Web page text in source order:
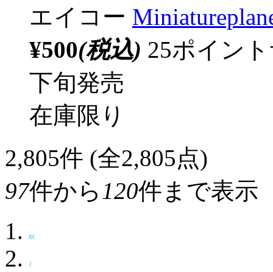
エイコー
¥500(税込) 25ポイン
下旬発売
在庫限り
2,805件 (全2,805点)
97件から 120件まで表示